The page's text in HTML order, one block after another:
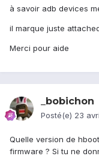
à savoir adb devices
il marque juste
Merci pour aide
_bobichon
Posté(e) 23
Quelle version de
firmware ? Si tu ne